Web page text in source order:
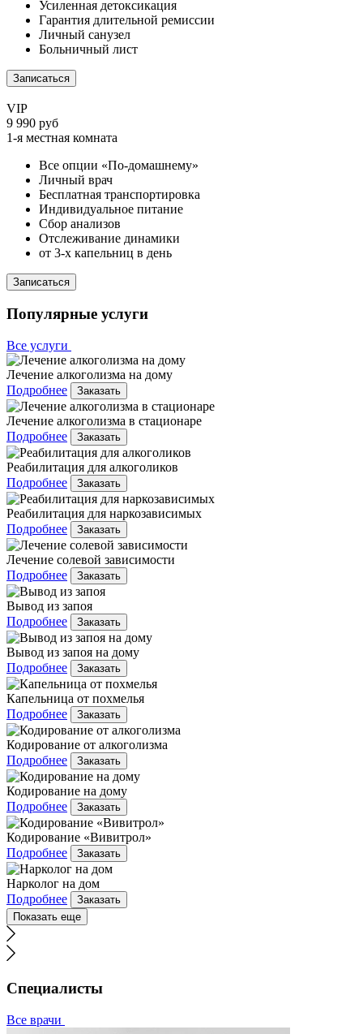
Усиленная детоксикация
Гарантия длительной ремиссии
Личный санузел
Больничный лист
Записаться
VIP
9 990 руб
1-я местная комната
Все опции «По-домашнему»
Личный врач
Бесплатная транспортировка
Индивидуальное питание
Сбор анализов
Отслеживание динамики
от 3-х капельниц в день
Записаться
Популярные услуги
Все услуги
Лечение алкоголизма на дому
Подробнее
Заказать
Лечение алкоголизма в стационаре
Подробнее
Заказать
Реабилитация для алкоголиков
Подробнее
Заказать
Реабилитация для наркозависимых
Подробнее
Заказать
Лечение солевой зависимости
Подробнее
Заказать
Вывод из запоя
Подробнее
Заказать
Вывод из запоя на дому
Подробнее
Заказать
Капельница от похмелья
Подробнее
Заказать
Кодирование от алкоголизма
Подробнее
Заказать
Кодирование на дому
Подробнее
Заказать
Кодирование «Вивитрол»
Подробнее
Заказать
Нарколог на дом
Подробнее
Заказать
Показать еще
Специалисты
Все врачи